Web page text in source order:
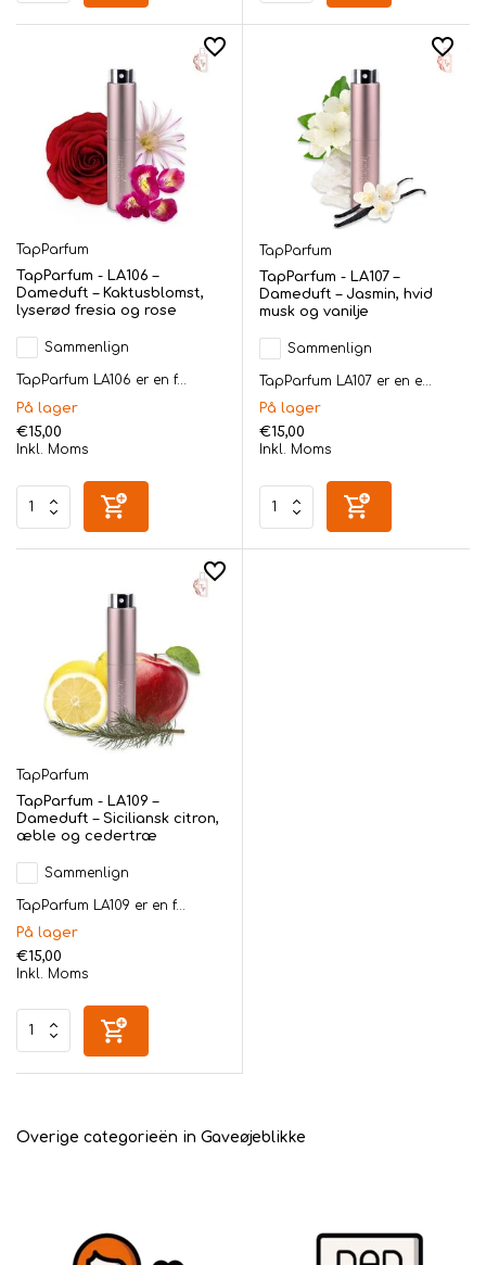
TapParfum
TapParfum - LA106 –
Dameduft – Kaktusblomst,
lyserød fresia og rose
Sammenlign
TapParfum LA106 er en f...
På lager
€15,00
Inkl. Moms
TapParfum
TapParfum - LA107 –
Dameduft – Jasmin, hvid
musk og vanilje
Sammenlign
TapParfum LA107 er en e...
På lager
€15,00
Inkl. Moms
TapParfum
TapParfum - LA109 –
Dameduft – Siciliansk citron,
æble og cedertræ
Sammenlign
TapParfum LA109 er en f...
På lager
€15,00
Inkl. Moms
Overige categorieën in Gaveøjeblikke